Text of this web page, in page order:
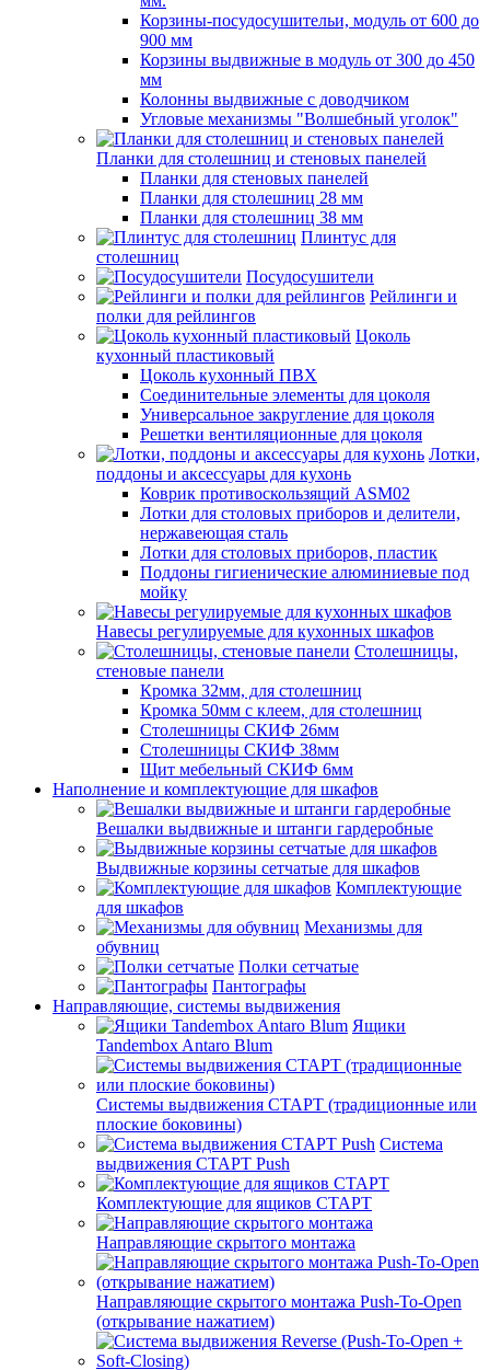
Корзины-посудосушительи, модуль от 600 до
900 мм
Корзины выдвижные в модуль от 300 до 450
мм
Колонны выдвижные с доводчиком
Угловые механизмы "Волшебный уголок"
Планки для столешниц и стеновых панелей
Планки для стеновых панелей
Планки для столешниц 28 мм
Планки для столешниц 38 мм
Плинтус для
столешниц
Посудосушители
Рейлинги и
полки для рейлингов
Цоколь
кухонный пластиковый
Цоколь кухонный ПВХ
Соединительные элементы для цоколя
Универсальное закругление для цоколя
Решетки вентиляционные для цоколя
Лотки,
поддоны и аксессуары для кухонь
Коврик противоскользящий ASM02
Лотки для столовых приборов и делители,
нержавеющая сталь
Лотки для столовых приборов, пластик
Поддоны гигиенические алюминиевые под
мойку
Навесы регулируемые для кухонных шкафов
Столешницы,
стеновые панели
Кромка 32мм, для столешниц
Кромка 50мм с клеем, для столешниц
Столешницы СКИФ 26мм
Столешницы СКИФ 38мм
Щит мебельный СКИФ 6мм
Наполнение и комплектующие для шкафов
Вешалки выдвижные и штанги гардеробные
Выдвижные корзины сетчатые для шкафов
Комплектующие
для шкафов
Механизмы для
обувниц
Полки сетчатые
Пантографы
Направляющие, системы выдвижения
Ящики
Tandembox Antaro Blum
Системы выдвижения СТАРТ (традиционные или
плоские боковины)
Система
выдвижения СТАРТ Push
Комплектующие для ящиков СТАРТ
Направляющие скрытого монтажа
Направляющие скрытого монтажа Push-To-Open
(открывание нажатием)